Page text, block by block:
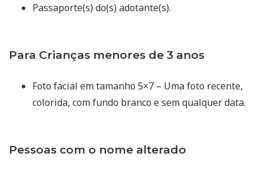
Passaporte(s) do(s) adotante(s).
Para Crianças menores de 3 anos
Foto facial em tamanho 5×7 – Uma foto recente,
colorida, com fundo branco e sem qualquer data.
Pessoas com o nome alterado